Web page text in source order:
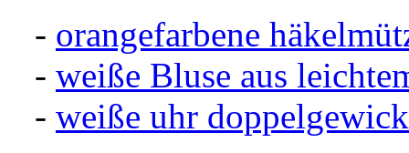
- orangefarbene
- weiße Bluse aus
- weiße uhr